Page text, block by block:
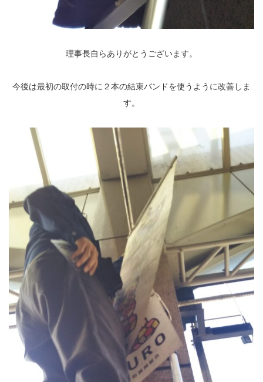
理事長自らありがとうございます。
今後は最初の取付の時に２本の結束バンドを使うように改善しま
す。